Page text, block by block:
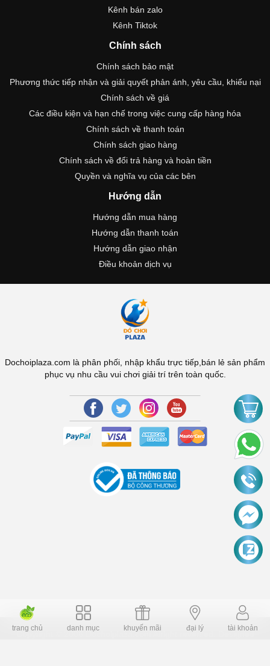
Kênh bán zalo
Kênh Tiktok
Chính sách
Chính sách bảo mật
Phương thức tiếp nhận và giải quyết phản ánh, yêu cầu, khiếu nại
Chính sách về giá
Các điều kiện và hạn chế trong việc cung cấp hàng hóa
Chính sách về thanh toán
Chính sách giao hàng
Chính sách về đổi trả hàng và hoàn tiền
Quyền và nghĩa vụ của các bên
Hướng dẫn
Hướng dẫn mua hàng
Hướng dẫn thanh toán
Hướng dẫn giao nhận
Điều khoản dịch vụ
Dochoiplaza.com là phân phối, nhập khẩu trực tiếp,bán lẻ sản phẩm
phục vụ nhu cầu vui chơi giải trí trên toàn quốc.
Copyright © 2006 Dochoiplaza.com Alright reversed. Designed
trang chủ danh mục khuyến mãi đại lý tài khoản